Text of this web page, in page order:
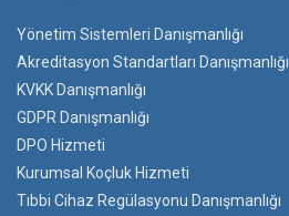
Yönetim Sistemleri Danışmanlığı
Akreditasyon Standartları Danışmanlığı
KVKK Danışmanlığı
GDPR Danışmanlığı
DPO Hizmeti
Kurumsal Koçluk Hizmeti
Tıbbi Cihaz Regülasyonu Danışmanlığı